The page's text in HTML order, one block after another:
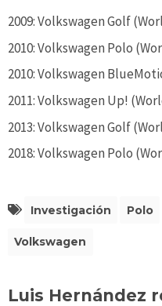
2009: Volkswagen Golf
2010: Volkswagen Polo
2010: Volkswagen
2011: Volkswagen Up!
2013: Volkswagen Golf
2018: Volkswagen Polo
Investigación Polo
Volkswagen
Luis Hernández